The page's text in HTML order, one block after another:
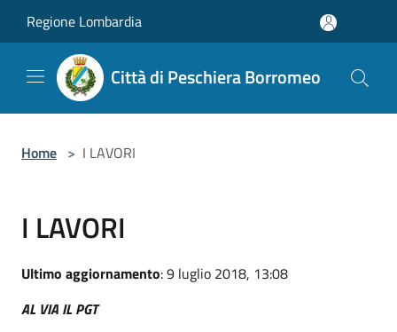
Regione Lombardia
Città di Peschiera Borromeo
Home > I LAVORI
I LAVORI
Ultimo aggiornamento: 9 luglio 2018, 13:08
AL VIA IL PGT